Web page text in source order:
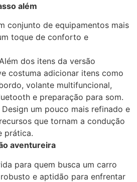
além
conjunto de equipamentos mais
toque de conforto e
dos itens da versão
costuma adicionar itens como
volante multifuncional,
e preparação para som.
Design um pouco mais refinado e
que tornam a condução
prática.
aventureira
para quem busca um carro
e aptidão para enfrentar